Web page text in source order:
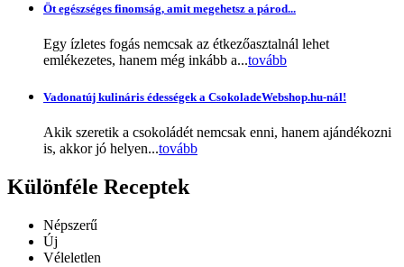
Öt egészséges finomság, amit megehetsz a párod...
Egy ízletes fogás nemcsak az étkezőasztalnál lehet
emlékezetes, hanem még inkább a...tovább
Vadonatúj kulináris édességek a CsokoladeWebshop.hu-nál!
Akik szeretik a csokoládét nemcsak enni, hanem ajándékozni
is, akkor jó helyen...tovább
Különféle Receptek
Népszerű
Új
Véleletlen